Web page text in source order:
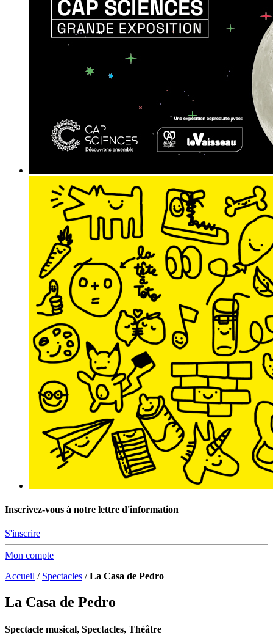
Inscrivez-vous à notre lettre d'information
S'inscrire
Mon compte
Accueil / Spectacles /La Casa de Pedro
La Casa de Pedro
Spectacle musical, Spectacles, Théâtre